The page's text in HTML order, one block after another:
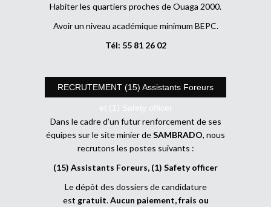
Habiter les quartiers proches de Ouaga 2000.
Avoir un niveau académique minimum BEPC.
Tél: 55 81 26 02
RECRUTEMENT (15) Assistants Foreurs
et (1) Safety officer
Dans le cadre d’un futur renforcement de ses
équipes sur le site minier deSAMBRADO, nous
recrutons les postes suivants :
(15) Assistants Foreurs, (1) Safety officer
Le dépôt des dossiers de candidature
est gratuit.Aucun paiement, frais ou